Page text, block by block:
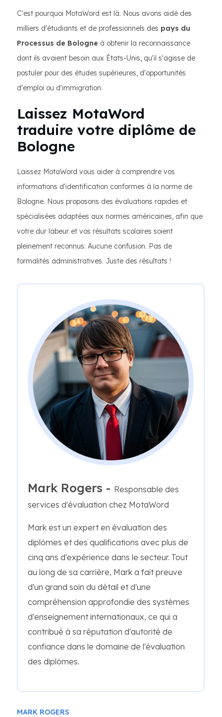
C'est pourquoi MotaWord est là. Nous avons aidé des
milliers d'étudiants et de professionnels des pays du
Processus de Bologne à obtenir la reconnaissance
dont ils avaient besoin aux États-Unis, qu'il s'agisse de
postuler pour des études supérieures, d'opportunités
d'emploi ou d'immigration.
Laissez MotaWord
traduire votre diplôme de
Bologne
Laissez MotaWord vous aider à comprendre vos
informations d'identification conformes à la norme de
Bologne. Nous proposons des évaluations rapides et
spécialisées adaptées aux normes américaines, afin que
votre dur labeur et vos résultats scolaires soient
pleinement reconnus. Aucune confusion. Pas de
formalités administratives. Juste des résultats !
Mark Rogers - Responsable des
services d'évaluation chez MotaWord
Mark est un expert en évaluation des
diplômes et des qualifications avec plus de
cinq ans d'expérience dans le secteur. Tout
au long de sa carrière, Mark a fait preuve
d'un grand soin du détail et d'une
compréhension approfondie des systèmes
d'enseignement internationaux, ce qui a
contribué à sa réputation d'autorité de
confiance dans le domaine de l'évaluation
des diplômes.
MARK ROGERS